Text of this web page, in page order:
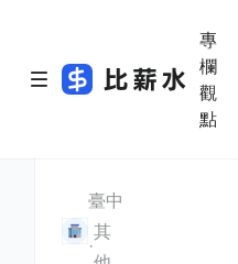
專
欄
觀
點
臺中
其